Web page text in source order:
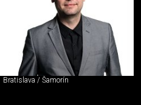
Bratislava / Šamorín